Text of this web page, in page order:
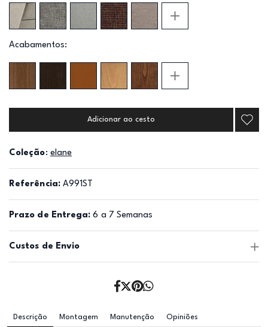
Acabamentos:
Adicionar ao cesto
Coleção: elane
Referência: A991ST
Prazo de Entrega: 6 a 7 Semanas
Custos de Envio
Descrição Montagem Manutenção Opiniões